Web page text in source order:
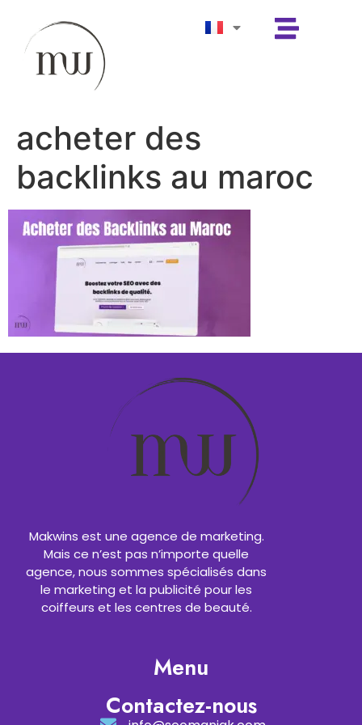
acheter des
backlinks au maroc
Makwins est une agence de marketing.
Mais ce n’est pas n’importe quelle
agence, nous sommes spécialisés dans
le marketing et la publicité pour les
coiffeurs et les centres de beauté.
Menu
Contactez-nous